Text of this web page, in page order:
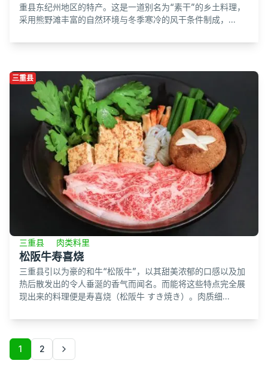
重县东纪州地区的特产。这是一道别名为“素干”的乡土料理，
采用熊野滩丰富的自然环境与冬季寒冷的风干条件制成，...
三重县
三重县 肉类料里
松阪牛寿喜烧
三重县引以为豪的和牛“松阪牛”，以其甜美浓郁的口感以及加
热后散发出的令人垂涎的香气而闻名。而能将这些特点完全展
现出来的料理便是寿喜烧（松阪牛 すき焼き）。肉质细...
1 2